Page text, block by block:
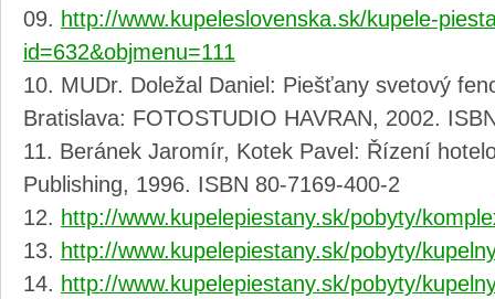
http://www.kupeleslovenska.sk/kupele-
id=632&objmenu=111
MUDr. Doležal Daniel: Piešťany svetový
Bratislava: FOTOSTUDIO HAVRAN, 2002.
Beránek Jaromír, Kotek Pavel: Řízení
Publishing, 1996. ISBN 80-7169-400-2
http://www.kupelepiestany.sk/pobyty/
http://www.kupelepiestany.sk/pobyty/
http://www.kupelepiestany.sk/pobyty/